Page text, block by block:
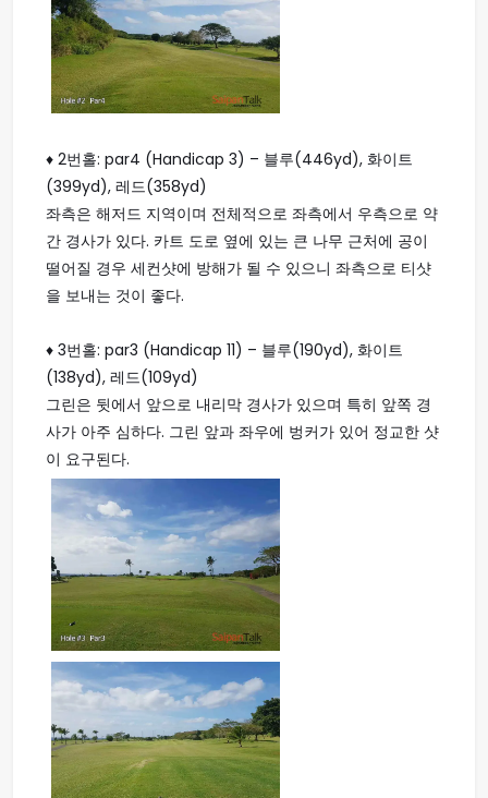
♦ 2번홀: par4 (Handicap 3) – 블루(446yd), 화이트
(399yd), 레드(358yd)
좌측은 해저드 지역이며 전체적으로 좌측에서 우측으로 약
간 경사가 있다. 카트 도로 옆에 있는 큰 나무 근처에 공이
떨어질 경우 세컨샷에 방해가 될 수 있으니 좌측으로 티샷
을 보내는 것이 좋다.
♦ 3번홀: par3 (Handicap 11) – 블루(190yd), 화이트
(138yd), 레드(109yd)
그린은 뒷에서 앞으로 내리막 경사가 있으며 특히 앞쪽 경
사가 아주 심하다. 그린 앞과 좌우에 벙커가 있어 정교한 샷
이 요구된다.